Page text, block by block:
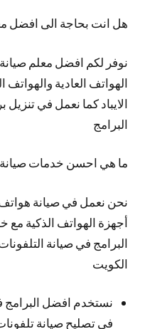
هل انت بحاجة الى افضل
نوفر لكم افضل معلم
الهواتف العادية والهواتف
الايباد كما نعمل في
البرامج
ما هي احسن خدمات
نحن نعمل في صيانة
أجهزة الهواتف الذكية
البرامج في صيانة
الكويت
نستخدم افضل البرامج
في تصليح صيانة